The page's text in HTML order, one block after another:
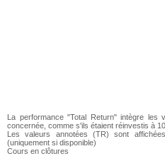
La performance "Total Return" intègre les
concernée, comme s'ils étaient réinvestis à
Les valeurs annotées (TR) sont
(uniquement si disponible)
Cours en clôtures